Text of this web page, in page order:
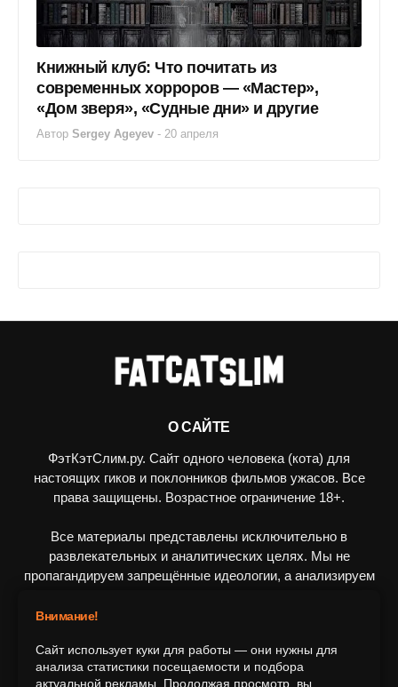
Книжный клуб: Что почитать из
современных хорроров — «Мастер»,
«Дом зверя», «Судные дни» и другие
Автор Sergey Ageyev - 20 апреля
О САЙТЕ
ФэтКэтСлим.ру. Сайт одного человека (кота) для
настоящих гиков и поклонников фильмов ужасов. Все
права защищены. Возрастное ограничение 18+.
Все материалы представлены исключительно в
развлекательных и аналитических целях. Мы не
пропагандируем запрещённые идеологии, а анализируем
ПОДПИШИТЕСЬ НА НАС
Внимание!
Сайт использует куки для работы — они нужны для
анализа статистики посещаемости и подбора
актуальной рекламы. Продолжая просмотр, вы